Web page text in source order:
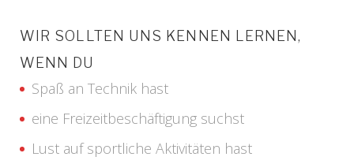
WIR SOLLTEN UNS KENNEN LERNEN,
WENN DU
Spaß an Technik hast
eine Freizeitbeschäftigung suchst
Lust auf sportliche Aktivitäten hast